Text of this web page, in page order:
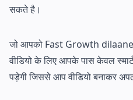
सकते है।
जो आपको Fast Growth dilaane
वीडियो के लिए आपके पास केवल
पड़ेगी जिससे आप वीडियो बनाकर